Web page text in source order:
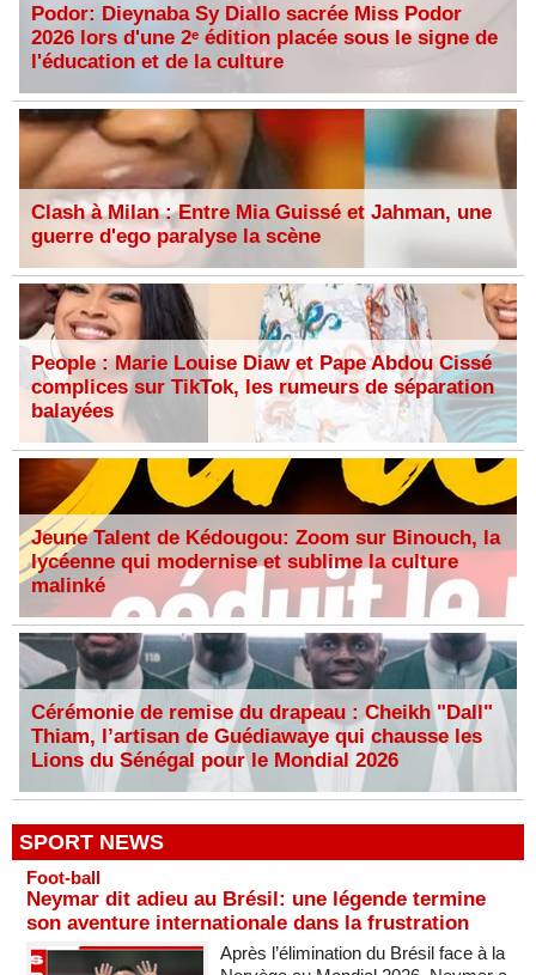
Podor: Dieynaba Sy Diallo sacrée Miss Podor
2026 lors d'une 2ᵉ édition placée sous le signe de
l'éducation et de la culture
Clash à Milan : Entre Mia Guissé et Jahman, une
guerre d'ego paralyse la scène
People : Marie Louise Diaw et Pape Abdou Cissé
complices sur TikTok, les rumeurs de séparation
balayées
Jeune Talent de Kédougou: Zoom sur Binouch, la
lycéenne qui modernise et sublime la culture
malinké
Cérémonie de remise du drapeau : Cheikh "Dall"
Thiam, l’artisan de Guédiawaye qui chausse les
Lions du Sénégal pour le Mondial 2026
SPORT NEWS
Foot-ball
Neymar dit adieu au Brésil: une légende termine
son aventure internationale dans la frustration
Après l’élimination du Brésil face à la